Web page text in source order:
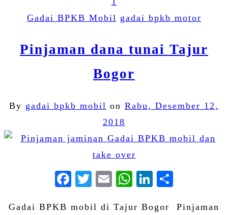
Gadai BPKB Mobil gadai bpkb motor
Pinjaman dana tunai Tajur
Bogor
By gadai bpkb mobil on Rabu, Desember 12,
2018
Facebook
Twitter
EmailWhatsApp
LinkedIn
Gadai BPKB mobil di Tajur Bogor Pinjaman